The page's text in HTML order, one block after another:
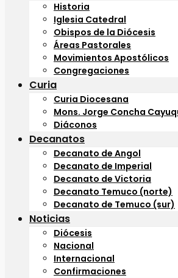
Historia
Iglesia Catedral
Obispos de la Diócesis
Áreas Pastorales
Movimientos Apostólicos
Congregaciones
Curia
Curia Diocesana
Mons. Jorge Concha
Diáconos
Decanatos
Decanato de Angol
Decanato de Imperial
Decanato de Victoria
Decanato Temuco (norte)
Decanato de Temuco (sur)
Noticias
Diócesis
Nacional
Internacional
Confirmaciones